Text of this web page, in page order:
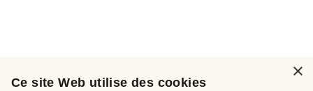
×
Ce site Web utilise des cookies